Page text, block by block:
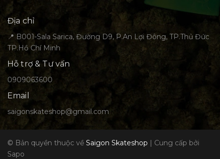
Địa chỉ
📍 B001-Sala Sarica, Đường D9, P.An Lợi Đông, TP.Thủ Đức
TP.Hồ Chí Minh
Hỗ trợ & Tư vấn
0909063600
Email
saigonskateshop@gmail.com
© Bản quyền thuộc về Saigon Skateshop | Cung cấp bởi
Sapo